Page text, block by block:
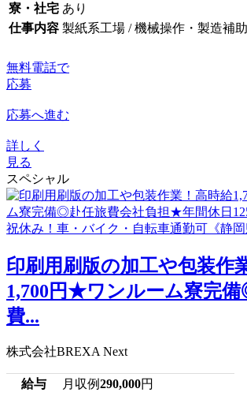
寮・社宅 あり
仕事内容 製紙系工場 / 機械操作・製造補
無料電話で
応募
応募へ進む
詳しく
見る
スペシャル
印刷用刷版の加工や包装作
1,700円★ワンルーム寮完
費...
株式会社BREXA Next
給与 月収例290,000円